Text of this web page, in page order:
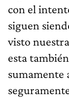
con el
siguen
visto
esta
sumamente